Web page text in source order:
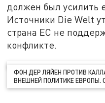
должен был усилить
Источники Die Welt
страна ЕС не
конфликте.
ФОН ДЕР ЛЯЙЕН ПРОТИВ
ВНЕШНЕЙ ПОЛИТИКЕ ЕВРОПЫ.